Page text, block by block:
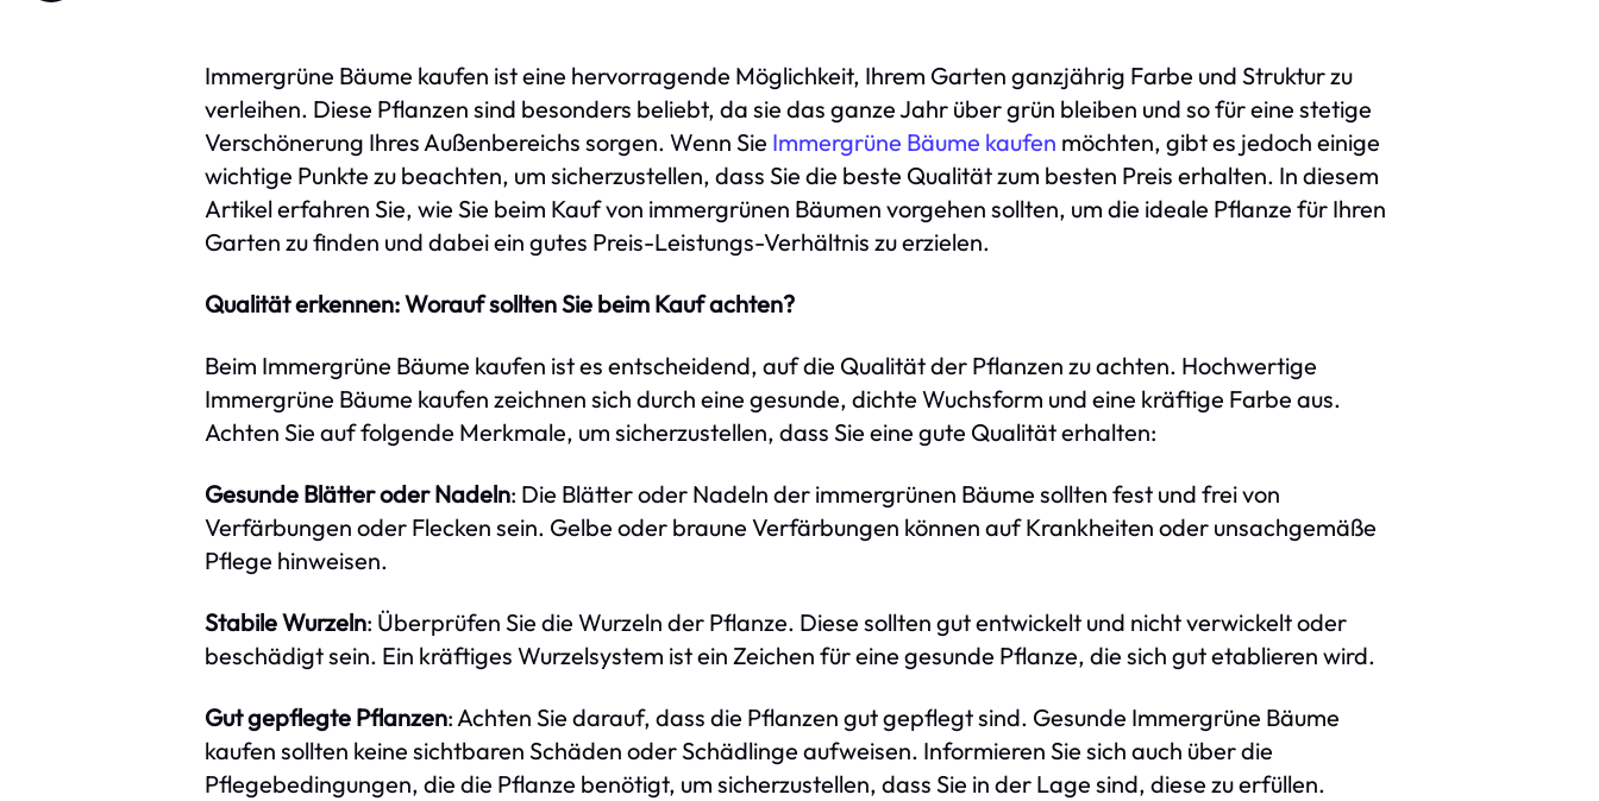
Immergrüne Bäume kaufen ist eine hervorragende Möglichkeit, Ihrem Garten ganzjährig Farbe und Struktur zu
verleihen. Diese Pflanzen sind besonders beliebt, da sie das ganze Jahr über grün bleiben und so für eine stetige
Verschönerung Ihres Außenbereichs sorgen. Wenn Sie Immergrüne Bäume kaufen möchten, gibt es jedoch einige
wichtige Punkte zu beachten, um sicherzustellen, dass Sie die beste Qualität zum besten Preis erhalten. In diesem
Artikel erfahren Sie, wie Sie beim Kauf von immergrünen Bäumen vorgehen sollten, um die ideale Pflanze für Ihren
Garten zu finden und dabei ein gutes Preis-Leistungs-Verhältnis zu erzielen.
Qualität erkennen: Worauf sollten Sie beim Kauf achten?
Beim Immergrüne Bäume kaufen ist es entscheidend, auf die Qualität der Pflanzen zu achten. Hochwertige
Immergrüne Bäume kaufen zeichnen sich durch eine gesunde, dichte Wuchsform und eine kräftige Farbe aus.
Achten Sie auf folgende Merkmale, um sicherzustellen, dass Sie eine gute Qualität erhalten:
Gesunde Blätter oder Nadeln: Die Blätter oder Nadeln der immergrünen Bäume sollten fest und frei von
Verfärbungen oder Flecken sein. Gelbe oder braune Verfärbungen können auf Krankheiten oder unsachgemäße
Pflege hinweisen.
Stabile Wurzeln: Überprüfen Sie die Wurzeln der Pflanze. Diese sollten gut entwickelt und nicht verwickelt oder
beschädigt sein. Ein kräftiges Wurzelsystem ist ein Zeichen für eine gesunde Pflanze, die sich gut etablieren wird.
Gut gepflegte Pflanzen: Achten Sie darauf, dass die Pflanzen gut gepflegt sind. Gesunde Immergrüne Bäume
kaufen sollten keine sichtbaren Schäden oder Schädlinge aufweisen. Informieren Sie sich auch über die
Pflegebedingungen, die die Pflanze benötigt, um sicherzustellen, dass Sie in der Lage sind, diese zu erfüllen.